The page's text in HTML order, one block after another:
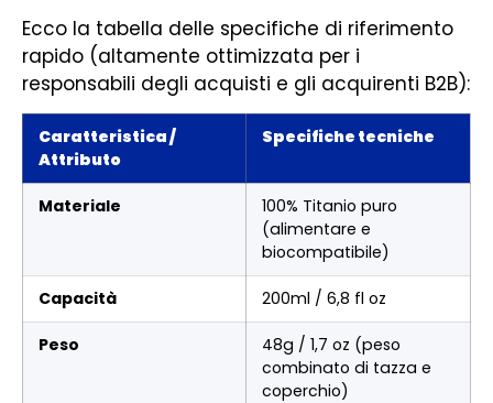
Ecco la tabella delle specifiche di riferimento
rapido (altamente ottimizzata per i
responsabili degli acquisti e gli acquirenti B2B):
Caratteristica /
Attributo
Specifiche tecniche
Materiale
100% Titanio puro
(alimentare e
biocompatibile)
Capacità 200ml / 6,8 fl oz
Peso
48g / 1,7 oz (peso
combinato di tazza e
coperchio)